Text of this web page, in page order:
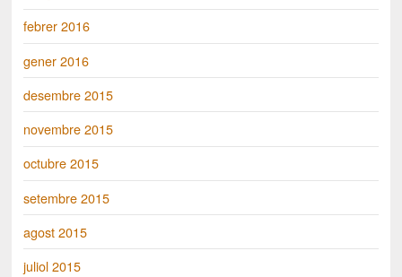
febrer 2016
gener 2016
desembre 2015
novembre 2015
octubre 2015
setembre 2015
agost 2015
juliol 2015